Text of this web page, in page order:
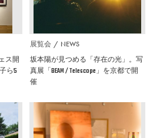
ス開
ら5
展覧会 NEWS
坂本陽が見つめる「存在の光」。写
真展「BEAM / Telescope」を京都で開
催